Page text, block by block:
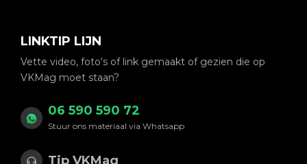
LINKTIP LIJN
Vette video, foto's of link gemaakt of gezien die op
VKMag moet staan?
06 590 590 72
Stuur ons materiaal via Whatsapp
Tip VKMag